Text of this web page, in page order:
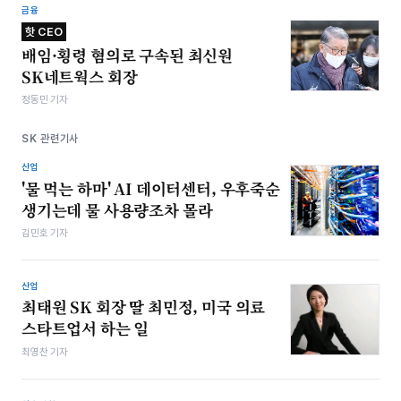
금융
핫 CEO
배임·횡령 혐의로 구속된 최신원
SK네트웍스 회장
정동민 기자
SK 관련기사
산업
'물 먹는 하마' AI 데이터센터, 우후죽순
생기는데 물 사용량조차 몰라
김민호 기자
산업
최태원 SK 회장 딸 최민정, 미국 의료
스타트업서 하는 일
최영찬 기자